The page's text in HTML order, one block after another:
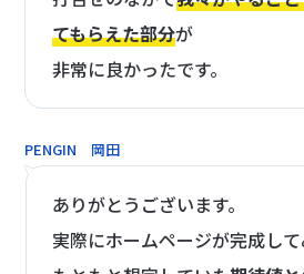
てもらえた部分が
非常に良かったです。
PENGIN 岡田
ありがとうございます。
実際にホームページが完成して